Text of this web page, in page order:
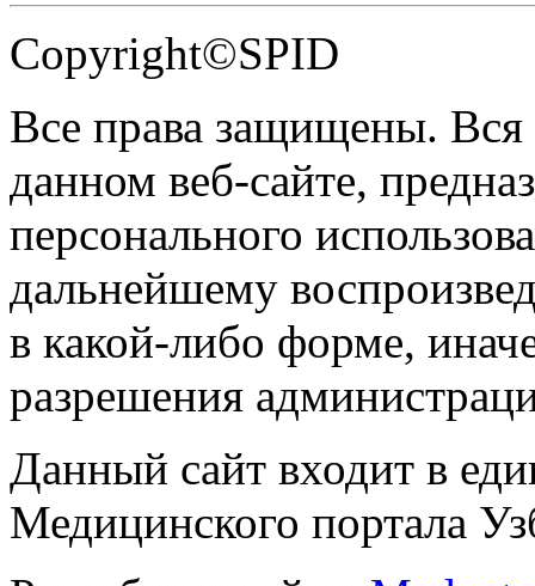
Copyright©SPID
Все права защищены.
данном веб-сайте,
персонального
дальнейшему
в какой-либо форме,
разрешения
Данный сайт входит в
Медицинского портала